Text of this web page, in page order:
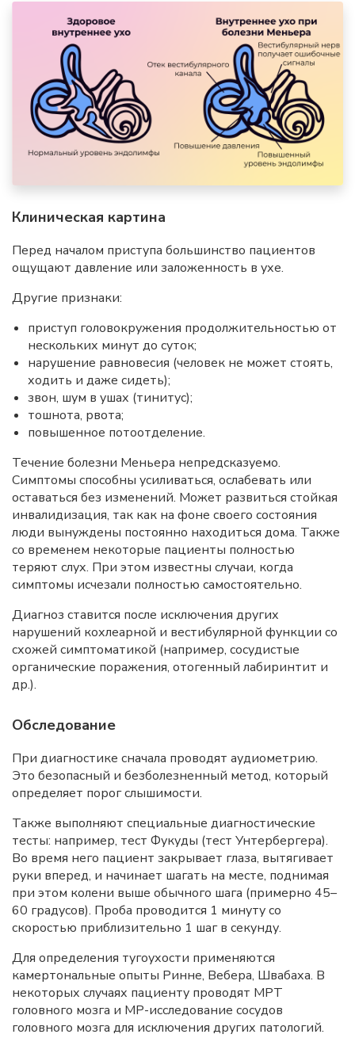
Клиническая картина
Перед началом приступа большинство пациентов
ощущают давление или заложенность в ухе.
Другие признаки:
приступ головокружения продолжительностью от
нескольких минут до суток;
нарушение равновесия (человек не может стоять,
ходить и даже сидеть);
звон, шум в ушах (тинитус);
тошнота, рвота;
повышенное потоотделение.
Течение болезни Меньера непредсказуемо.
Симптомы способны усиливаться, ослабевать или
оставаться без изменений. Может развиться стойкая
инвалидизация, так как на фоне своего состояния
люди вынуждены постоянно находиться дома. Также
со временем некоторые пациенты полностью
теряют слух. При этом известны случаи, когда
симптомы исчезали полностью самостоятельно.
Диагноз ставится после исключения других
нарушений кохлеарной и вестибулярной функции со
схожей симптоматикой (например, сосудистые
органические поражения, отогенный лабиринтит и
др.).
Обследование
При диагностике сначала проводят аудиометрию.
Это безопасный и безболезненный метод, который
определяет порог слышимости.
Также выполняют специальные диагностические
тесты: например, тест Фукуды (тест Унтербергера).
Во время него пациент закрывает глаза, вытягивает
руки вперед, и начинает шагать на месте, поднимая
при этом колени выше обычного шага (примерно 45–
60 градусов). Проба проводится 1 минуту со
скоростью приблизительно 1 шаг в секунду.
Для определения тугоухости применяются
камертональные опыты Ринне, Вебера, Швабаха. В
некоторых случаях пациенту проводят МРТ
головного мозга и МР-исследование сосудов
головного мозга для исключения других патологий.